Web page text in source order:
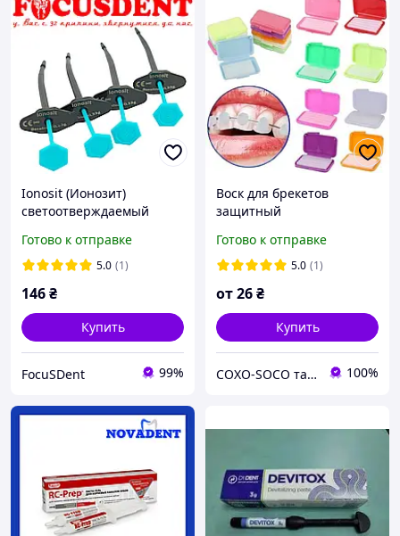
Ionosit (Ионозит)
светоотверждаемый
компомерный
прокладочный материал
Готово к отправке
5.0 (1)
146₴
Купить
FocuSDent 99%
Воск для брекетов
защитный
Готово к отправке
5.0 (1)
от26₴
Купить
СOXO-SOCO та Woodpecker - Офіційний представник в Україні. ЗНИЖКИ !!! 100%